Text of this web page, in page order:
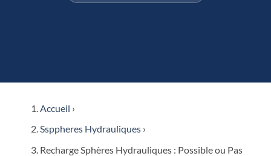
Accueil ›
Ssppheres Hydrauliques›
Recharge Sphères Hydrauliques : Possible ou Pas